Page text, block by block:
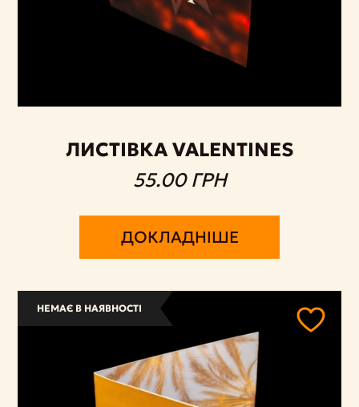
ЛИСТІВКА VALENTINES
55.00 ГРН
ДОКЛАДНІШЕ
НЕМАЄ В НАЯВНОСТІ